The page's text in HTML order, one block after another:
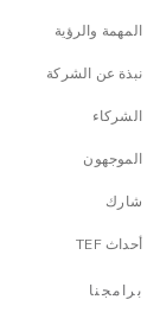
المهمة والرؤية
نبذة عن الشركة
الشركاء
الموجهون
شارك
أحداث TEF
برامجنا